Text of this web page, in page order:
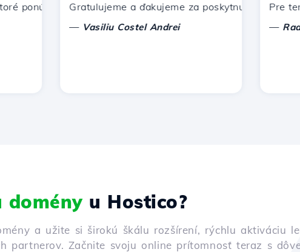
Hostico. Odporučil som vás iným známym.
Gratulujeme a ďakujeme za poskytnutú podporu!
Vasiliu Costel Andrei
Pre tento
Radu
doményu Hostico?
a užite si širokú škálu rozšírení, rýchlu aktiváciu
partnerov. Začnite svoju online prítomnosť teraz s